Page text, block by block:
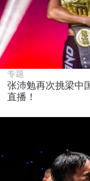
专题
张沛勉再次挑梁中
直播！